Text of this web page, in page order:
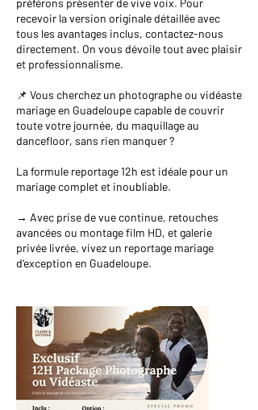
préférons présenter de vive voix. Pour
recevoir la version originale détaillée avec
tous les avantages inclus, contactez-nous
directement. On vous dévoile tout avec plaisir
et professionnalisme.
📌 Vous cherchez un photographe ou vidéaste
mariage en Guadeloupe capable de couvrir
toute votre journée, du maquillage au
dancefloor, sans rien manquer ?
La formule reportage 12h est idéale pour un
mariage complet et inoubliable.
→ Avec prise de vue continue, retouches
avancées ou montage film HD, et galerie
privée livrée, vivez un reportage mariage
d’exception en Guadeloupe.